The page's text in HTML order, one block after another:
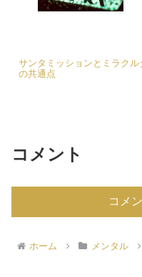
サンタミッションとミラクル
の共通点
コメント
コメ
ホーム メンタル